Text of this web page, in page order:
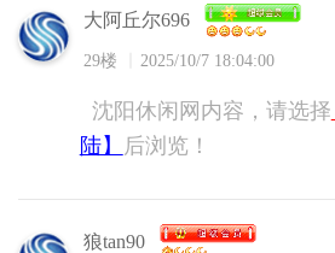
大阿丘尔696
29楼 2025/10/7 18:04:00
沈阳休闲网内容，请选择
陆】
后浏览！
狼tan90